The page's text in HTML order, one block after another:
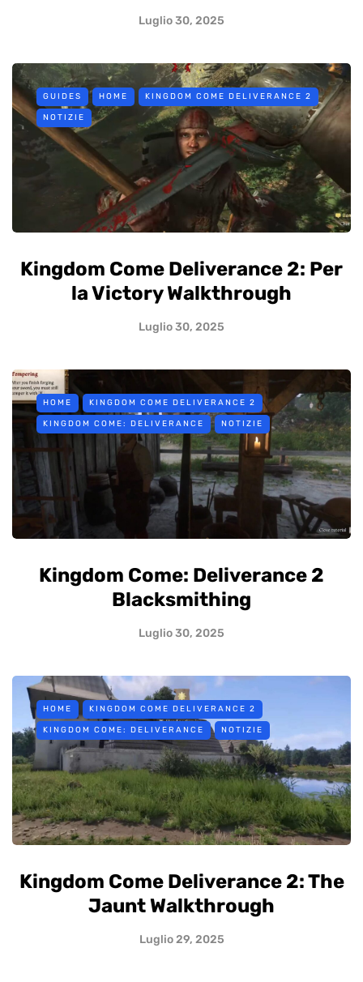
Luglio 30, 2025
GUIDES HOME KINGDOM COME DELIVERANCE 2
NOTIZIE
Kingdom Come Deliverance 2: Per
la Victory Walkthrough
Luglio 30, 2025
HOME KINGDOM COME DELIVERANCE 2
KINGDOM COME: DELIVERANCE NOTIZIE
Kingdom Come: Deliverance 2
Blacksmithing
Luglio 30, 2025
HOME KINGDOM COME DELIVERANCE 2
KINGDOM COME: DELIVERANCE NOTIZIE
Kingdom Come Deliverance 2: The
Jaunt Walkthrough
Luglio 29, 2025